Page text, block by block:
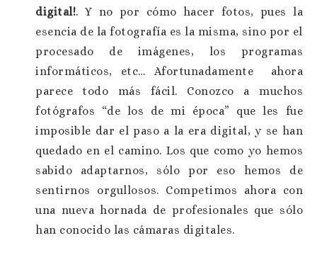
digital!. Y no por cómo hacer fotos, pues la
esencia de la fotografía es la misma, sino por el
procesado de imágenes, los programas
informáticos, etc… Afortunadamente ahora
parece todo más fácil. Conozco a muchos
fotógrafos “de los de mi época” que les fue
imposible dar el paso a la era digital, y se han
quedado en el camino. Los que como yo hemos
sabido adaptarnos, sólo por eso hemos de
sentirnos orgullosos. Competimos ahora con
una nueva hornada de profesionales que sólo
han conocido las cámaras digitales.